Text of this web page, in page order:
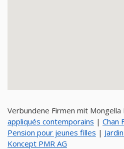
Verbundene Firmen mit Mongella
appliqués contemporains | Chan
Pension pour jeunes filles |
Koncept PMR AG